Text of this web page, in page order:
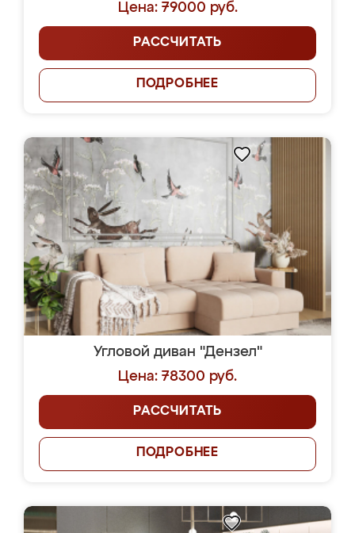
Цена: 79000 руб.
РАССЧИТАТЬ
ПОДРОБНЕЕ
Угловой диван "Дензел"
Цена: 78300 руб.
РАССЧИТАТЬ
ПОДРОБНЕЕ